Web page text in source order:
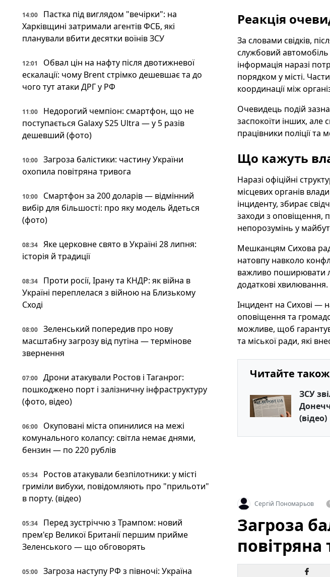
14:00
Пастка під виглядом "вечірки": на
Харківщині затримали агентів ФСБ, які
планували вбити десятки воїнів ЗСУ
12:01
Обвал цін на нафту після двотижневої
ескалації: чому Brent стрімко дешевшає та до
чого тут атаки ДРГ у РФ
11:00
Недорогий чемпіон: смартфон, що не
поступається Galaxy S25 Ultra — у 5 разів
дешевший (фото)
10:00
Загроза балістики: частину України
охопила повітряна тривога
10:00
Смартфон за 200 доларів — відмінний
вибір для більшості: про яку модель йдеться
(фото)
08:34
Яке церковне свято в Україні 28 липня:
історія й традиції
08:34
Проти росії, Ірану та КНДР: як війна в
Україні переплелася з війною на Близькому
Сході
08:00
Зеленський попередив про нову
масштабну загрозу від путіна — термінове
звернення
07:00
Дрони атакували Ростов і Таганрог:
пошкоджено порт і залізничну інфраструктуру
(фото, відео)
06:00
Окуповані міста опинилися на межі
комунального колапсу: світла немає днями,
бензин — по 220 рублів
05:34
Ростов атакували безпілотники: у місті
гриміли вибухи, повідомляють про "прильоти"
в порту. (відео)
05:34
Перед зустріччю з Трампом: новий
прем'єр Великої Британії першим прийме
Зеленського — що обговорять
05:00
Загроза наступу РФ з півночі: Україна
Реакція
За словами свідків,
службовий
інформація наразі
порядком у місті.
координації між
Очевидець подій
заспокоїти інших, але
працівники поліції
Що кажуть
Наразі офіційні
місцевих органів
інциденту, збирає
заходи з оповіщення,
непорозумінь у
Мешканцям Сихова
натовпу навколо
важливо поширювати
додаткові хвилювання.
Інцидент на Сихові —
оповіщення та
можливе, щоб
та міської ради, які
Читайте
ЗСУ
(відео)
Сергій Пономарьов
Загроза
повітряна